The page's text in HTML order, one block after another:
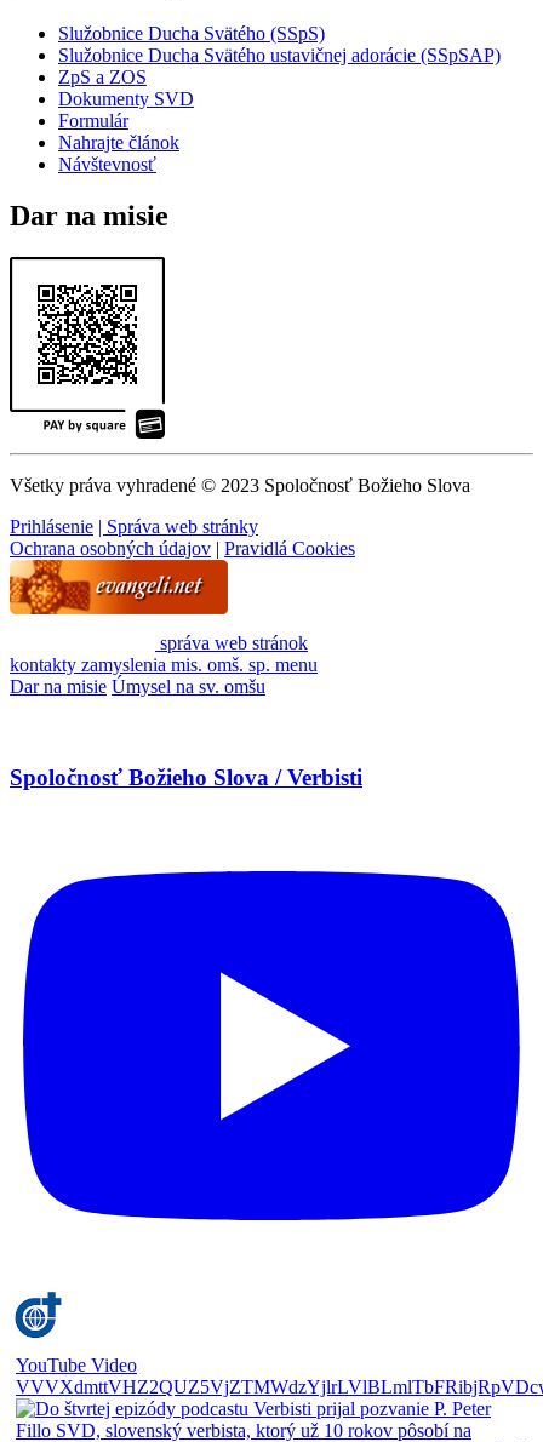
Služobnice Ducha Svätého (SSpS)
Služobnice Ducha Svätého ustavičnej adorácie (SSpSAP)
ZpS a ZOS
Dokumenty SVD
Formulár
Nahrajte článok
Návštevnosť
Dar na misie
Všetky práva vyhradené © 2023 Spoločnosť Božieho Slova
Prihlásenie | Správa web stránky
Ochrana osobných údajov | Pravidlá Cookies
správa web stránok
kontakty zamyslenia mis. omš. sp. menu
Dar na misie Úmysel na sv. omšu
Spoločnosť Božieho Slova / Verbisti
YouTube Video